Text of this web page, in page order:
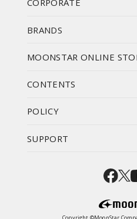
CORPORATE
BRANDS
MOONSTAR ONLINE
CONTENTS
POLICY
SUPPORT